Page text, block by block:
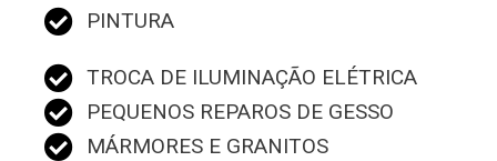
PINTURA
TROCA DE ILUMINAÇÃO ELÉTRICA
PEQUENOS REPAROS DE GESSO
MÁRMORES E GRANITOS